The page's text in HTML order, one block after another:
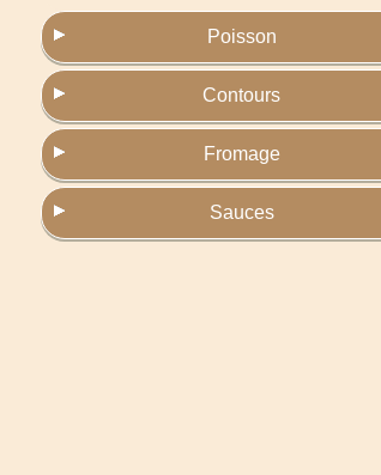
Poisson
Contours
Fromage
Sauces